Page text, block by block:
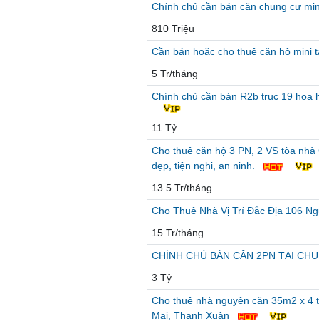
Chính chủ cần bán căn chung cư
810 Triệu
Cần bán hoặc cho thuê căn hộ mini
5 Tr/tháng
Chính chủ cần bán R2b trục 19 hoa
11 Tỷ
Cho thuê căn hộ 3 PN, 2 VS tòa
đẹp, tiện nghi, an ninh.
13.5 Tr/tháng
Cho Thuê Nhà Vị Trí Đắc Địa 106
15 Tr/tháng
CHÍNH CHỦ BÁN CĂN 2PN TẠI
3 Tỷ
Cho thuê nhà nguyên căn 35m2 x
Mai, Thanh Xuân